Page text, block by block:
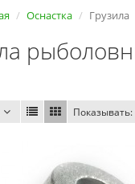
Оснастка Грузила
Показывать: